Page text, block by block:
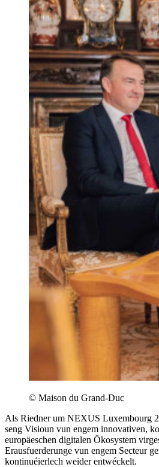
© Maison du Grand-Duc
Als Riedner um NEXUS Luxembourg
seng Visioun vun engem innovativen,
europäeschen digitalen Ökosystem
Erausfuerderunge vun engem Secteur
kontinuéierlech weider entwéckelt.